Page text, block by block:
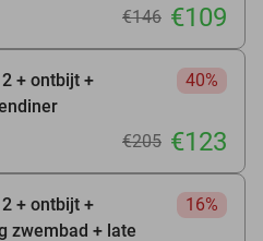
€146 €109
+ ontbijt +
40%
€205 €123
+ ontbijt +
zwembad + late
16%